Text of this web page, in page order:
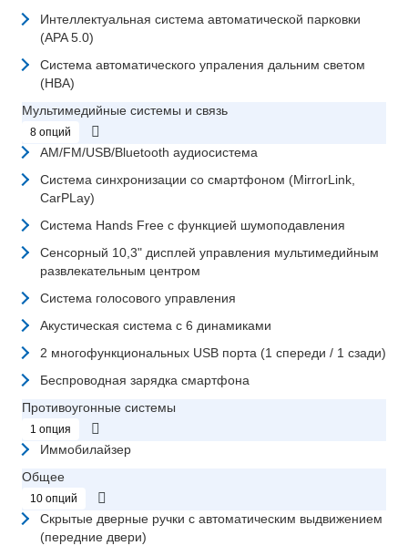
Интеллектуальная система автоматической парковки
(APA 5.0)
Система автоматического упраления дальним светом
(HBA)
Мультимедийные системы и связь
8 опций
AM/FM/USB/Bluetooth аудиосистема
Система синхронизации со смартфоном (MirrorLink,
CarPLay)
Система Hands Free с функцией шумоподавления
Сенсорный 10,3" дисплей управления мультимедийным
развлекательным центром
Система голосового управления
Акустическая система с 6 динамиками
2 многофункциональных USB порта (1 спереди / 1 сзади)
Беспроводная зарядка смартфона
Противоугонные системы
1 опция
Иммобилайзер
Общее
10 опций
Скрытые дверные ручки с автоматическим выдвижением
(передние двери)